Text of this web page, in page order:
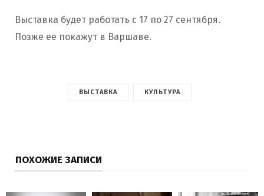
Выставка будет работать с 17 по 27 сентября.
Позже ее покажут в Варшаве.
ВЫСТАВКА КУЛЬТУРА
ПОХОЖИЕ ЗАПИСИ